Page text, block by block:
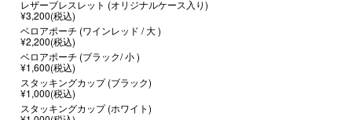
レザーブレスレット (オリジナルケース入り)
¥3,200(税込)
ベロアポーチ (ワインレッド / 大 )
¥2,200(税込)
ベロアポーチ (ブラック/ 小 )
¥1,600(税込)
スタッキングカップ (ブラック)
¥1,000(税込)
スタッキングカップ (ホワイト)